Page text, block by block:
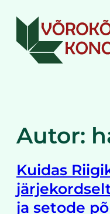
sisu
Autor:
Kuidas
ja setode